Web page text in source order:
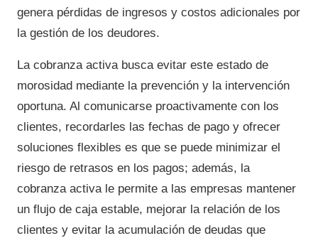
genera pérdidas de ingresos y costos adicionales por
la gestión de los deudores.
La cobranza activa busca evitar este estado de
morosidad mediante la prevención y la intervención
oportuna. Al comunicarse proactivamente con los
clientes, recordarles las fechas de pago y ofrecer
soluciones flexibles es que se puede minimizar el
riesgo de retrasos en los pagos; además, la
cobranza activa le permite a las empresas mantener
un flujo de caja estable, mejorar la relación de los
clientes y evitar la acumulación de deudas que